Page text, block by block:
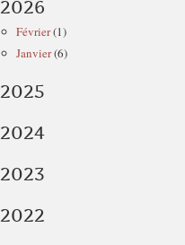
2026
Février(1)
Janvier(6)
2025
2024
2023
2022